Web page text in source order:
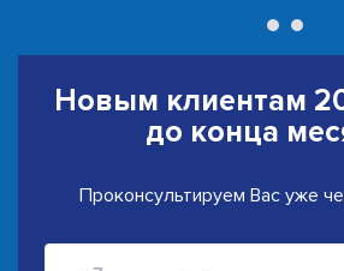
Новым клиентам
до конца
Проконсультируем Вас уже